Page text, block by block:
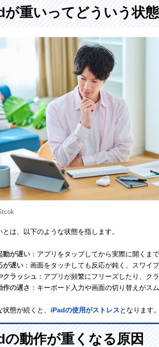
が重いってどういう状態
とは、以下のような状態を指します。
動が遅い：アプリをタップしてから実際に開くまで
が遅い：画面をタッチしても反応が鈍く、スワイ
クラッシュ ：アプリが頻繁にフリーズしたり、ク
作の遅さ ：キーボード入力や画面の切り替えがス
態が続くと、 iPadの使用がストレスとなります
の動作が重くなる原因